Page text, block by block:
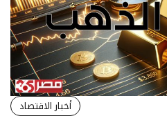
أخبار الاقتصاد